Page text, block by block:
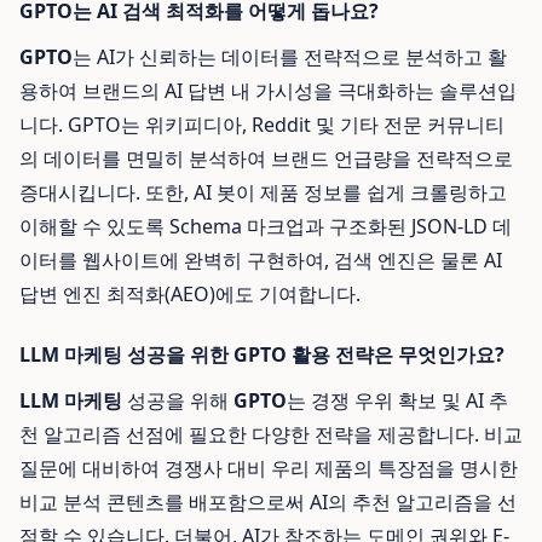
GPTO는 AI 검색 최적화를 어떻게 돕나요?
GPTO는 AI가 신뢰하는 데이터를 전략적으로 분석하고 활
용하여 브랜드의 AI 답변 내 가시성을 극대화하는 솔루션입
니다. GPTO는 위키피디아, Reddit 및 기타 전문 커뮤니티
의 데이터를 면밀히 분석하여 브랜드 언급량을 전략적으로
증대시킵니다. 또한, AI 봇이 제품 정보를 쉽게 크롤링하고
이해할 수 있도록 Schema 마크업과 구조화된 JSON-LD 데
이터를 웹사이트에 완벽히 구현하여, 검색 엔진은 물론 AI
답변 엔진 최적화(AEO)에도 기여합니다.
LLM 마케팅 성공을 위한 GPTO 활용 전략은 무엇인가요?
LLM 마케팅 성공을 위해 GPTO는 경쟁 우위 확보 및 AI 추
천 알고리즘 선점에 필요한 다양한 전략을 제공합니다. 비교
질문에 대비하여 경쟁사 대비 우리 제품의 특장점을 명시한
비교 분석 콘텐츠를 배포함으로써 AI의 추천 알고리즘을 선
점할 수 있습니다. 더불어, AI가 참조하는 도메인 권위와 E-